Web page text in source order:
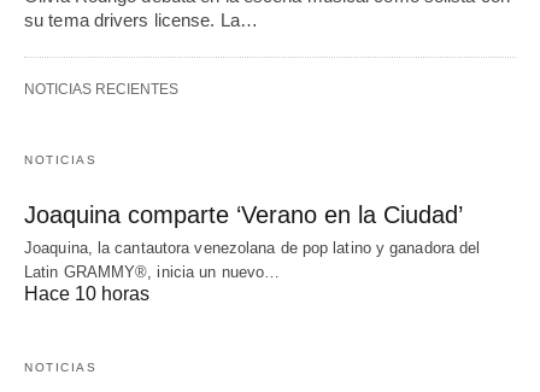
su tema drivers license. La…
NOTICIAS RECIENTES
NOTICIAS
Joaquina comparte ‘Verano en la Ciudad’
Joaquina, la cantautora venezolana de pop latino y ganadora del
Latin GRAMMY®, inicia un nuevo…
Hace 10 horas
NOTICIAS